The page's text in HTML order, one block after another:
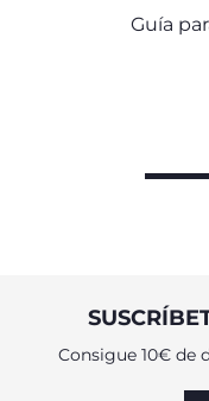
Guía
Consigue 10€ de